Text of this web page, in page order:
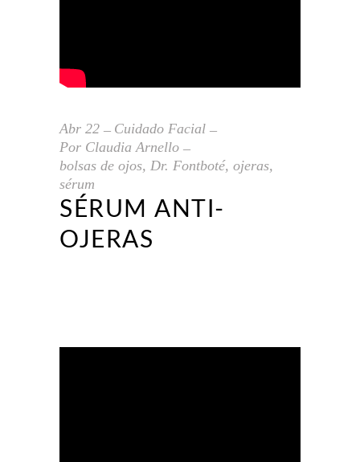
Abr 22
Cuidado Facial
Por Claudia Arnello
bolsas de ojos, Dr. Fontboté, ojeras,
sérum
SÉRUM ANTI-
OJERAS